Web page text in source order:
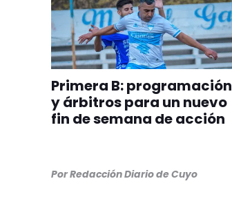
Primera B: programación
y árbitros para un nuevo
fin de semana de acción
PorRedacción Diario de Cuyo